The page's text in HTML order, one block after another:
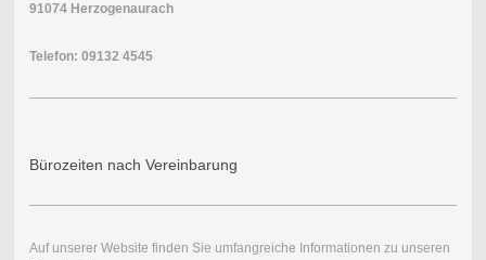
91074 Herzogenaurach
Telefon: 09132 4545
Bürozeiten nach Vereinbarung
Auf unserer Website finden Sie umfangreiche Informationen zu unseren